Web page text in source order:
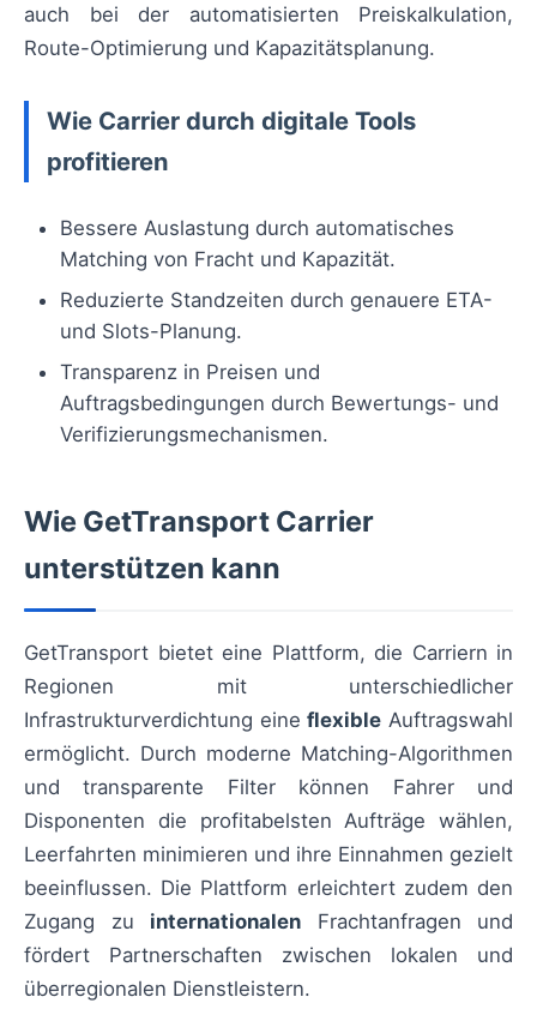
auch bei der automatisierten Preiskalkulation,
Route-Optimierung und Kapazitätsplanung.
Wie Carrier durch digitale Tools
profitieren
Bessere Auslastung durch automatisches
Matching von Fracht und Kapazität.
Reduzierte Standzeiten durch genauere ETA-
und Slots-Planung.
Transparenz in Preisen und
Auftragsbedingungen durch Bewertungs- und
Verifizierungsmechanismen.
Wie GetTransport Carrier
unterstützen kann
GetTransport bietet eine Plattform, die Carriern in
Regionen mit unterschiedlicher
Infrastrukturverdichtung eineflexible Auftragswahl
ermöglicht. Durch moderne Matching-Algorithmen
und transparente Filter können Fahrer und
Disponenten die profitabelsten Aufträge wählen,
Leerfahrten minimieren und ihre Einnahmen gezielt
beeinflussen. Die Plattform erleichtert zudem den
Zugang zu internationalen Frachtanfragen und
fördert Partnerschaften zwischen lokalen und
überregionalen Dienstleistern.